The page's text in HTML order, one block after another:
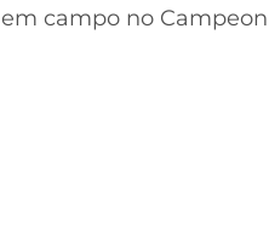
em campo no